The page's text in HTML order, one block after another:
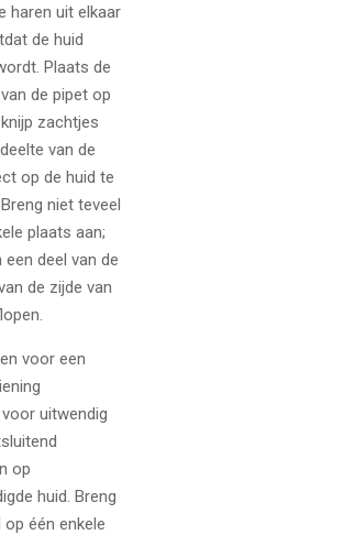
haren uit elkaar
de huid
Plaats de
de pipet op
zachtjes
van de
op de huid te
niet teveel
plaats aan;
een deel van de
de zijde van
voor een
uitwendig
op
huid. Breng
één enkele